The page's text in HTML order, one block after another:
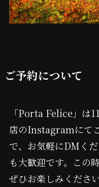
ご予約について
「Porta Felice」は
店のInstagramにて
で、お気軽にDMく
も大歓迎です。この
ぜひお楽しみくださ